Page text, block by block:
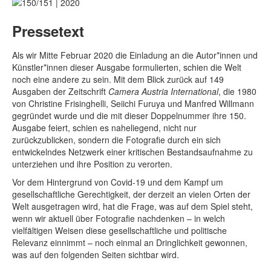
Pressetext
Als wir Mitte Februar 2020 die Einladung an die Autor*innen und
Künstler*innen dieser Ausgabe formulierten, schien die Welt
noch eine andere zu sein. Mit dem Blick zurück auf 149
Ausgaben der Zeitschrift Camera Austria International, die 1980
von Christine Frisinghelli, Seiichi Furuya und Manfred Willmann
gegründet wurde und die mit dieser Doppelnummer ihre 150.
Ausgabe feiert, schien es naheliegend, nicht nur
zurückzublicken, sondern die Fotografie durch ein sich
entwickelndes Netzwerk einer kritischen Bestandsaufnahme zu
unterziehen und ihre Position zu verorten.
Vor dem Hintergrund von Covid-19 und dem Kampf um
gesellschaftliche Gerechtigkeit, der derzeit an vielen Orten der
Welt ausgetragen wird, hat die Frage, was auf dem Spiel steht,
wenn wir aktuell über Fotografie nachdenken – in welch
vielfältigen Weisen diese gesellschaftliche und politische
Relevanz einnimmt – noch einmal an Dringlichkeit gewonnen,
was auf den folgenden Seiten sichtbar wird.